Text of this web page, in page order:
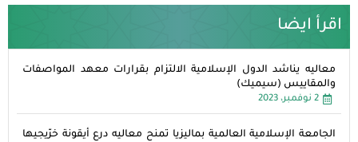
اقرأ ايضا
معاليه يناشد الدول الإسلامية الالتزام بقرارات معهد المواصفات
والمقاييس (سيميك)
2 نوفمبر، 2023
الجامعة الإسلامية العالمية بماليزيا تمنح معاليه درع أيقونة خرّيجيها